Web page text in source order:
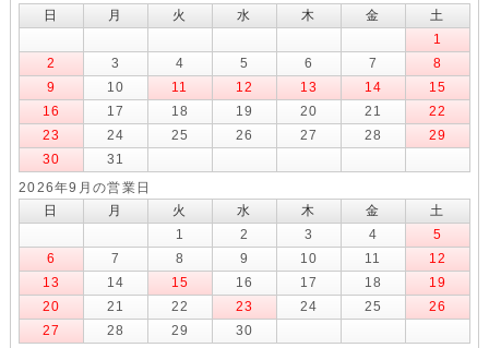
日
月 火 水 木 金
土
1
2
3 4 5 6 7
8
9
10 11 12 13 14
15
16
17 18 19 20 21
22
23
24 25 26 27 28
29
30
31
2026年9月の営業日
日
月 火 水 木 金
土
1
2 3 4
5
6
7 8 9 10 11
12
13
14 15 16 17 18
19
20
21 22 23 24 25
26
27
28 29 30